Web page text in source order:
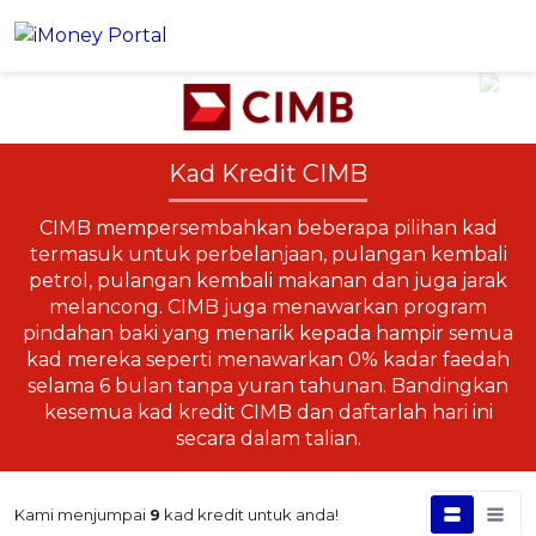
PINJAMAN PERIBADI
Semua Pinjaman Peribadi
Cadangkan Saya Pinjaman Peribadi
Pembiayaan Peribadi Islamik
NEW Penasihat Kewangan iMoney
PEMBIAYAAN PERNIAGAAN
Pinjaman Perniagaan
PINJAMAN PERIBADI PALING POPULAR
Kad Kredit
CARI KAD KREDIT
Semua Kad Kredit
Cadangkan Saya Kad Kredit
10 Kad Kredit Teratas
Insurans
KESIHATAN & KESEJAHTERAAN
Insurans Perubatan
Insurans Penyakit Kritikal
Insurans Kemalangan Peribadi
Simpanan & Pelaburan
Kalkulator Cukai Pendapatan 2026
Kad Kredit CIMB
CIMB mempersembahkan beberapa pilihan kad
termasuk untuk perbelanjaan, pulangan kembali
petrol, pulangan kembali makanan dan juga jarak
melancong. CIMB juga menawarkan program
pindahan baki yang menarik kepada hampir semua
kad mereka seperti menawarkan 0% kadar faedah
selama 6 bulan tanpa yuran tahunan. Bandingkan
kesemua kad kredit CIMB dan daftarlah hari ini
secara dalam talian.
Kami menjumpai 9 kad kredit untuk anda!